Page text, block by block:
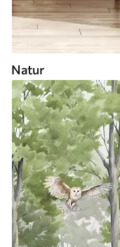
Natur